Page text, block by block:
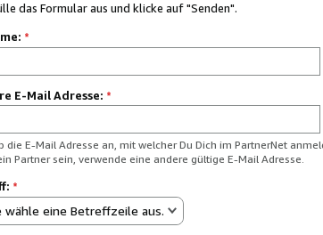
das Formular aus und klicke auf "Senden".
*
E-Mail Adresse: *
die E-Mail Adresse an, mit welcher Du Dich im PartnerNet
Partner sein, verwende eine andere gültige E-Mail Adresse.
*
wähle eine Betreffzeile aus.